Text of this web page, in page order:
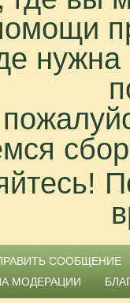
СООБЩЕНИЕ
МОДЕРАЦИИ